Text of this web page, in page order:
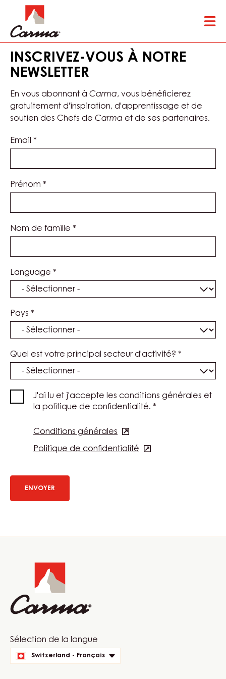
to
main
content
INSCRIVEZ-VOUS À NOTRE
NEWSLETTER
En vous abonnant à Carma, vous bénéficierez
gratuitement d'inspiration, d'apprentissage et de
soutien des Chefs de Carma et de ses partenaires.
Email *
Prénom *
Nom de famille *
Language *
Pays *
Quel est votre principal secteur d'activité? *
J'ai lu et j'accepte les conditions générales et
la politique de confidentialité. *
Conditions générales (opens
in
Politique de confidentialité (opens
Website
quick
Sélection de la langue
Switzerland - Français